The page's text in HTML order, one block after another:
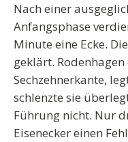
Nach einer
Anfangsphase
Minute eine Ecke.
geklärt.
Sechzehnerkante,
schlenzte sie
Führung nicht. Nur
Eisenecker einen